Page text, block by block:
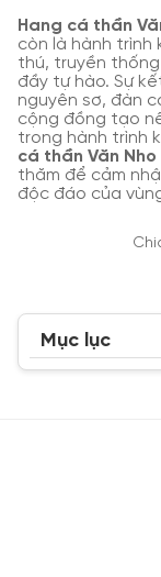
Hang cá thần
còn là hành trình
thú, truyền thống
đầy tự hào. Sự
nguyên sơ, đàn
cộng đồng tạo
trong hành trình
cá thần Văn Nho
thăm để cảm
độc đáo của
Mục lục